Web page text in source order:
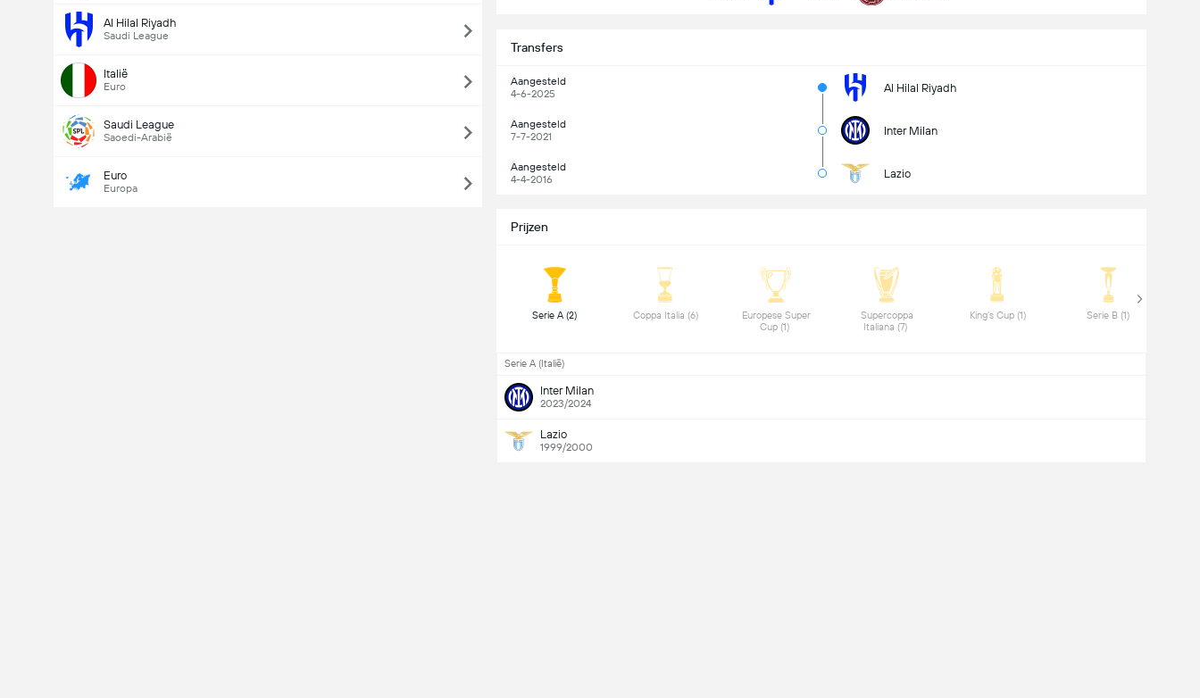
Al Hilal Riyadh
Saudi League
Italië
Euro
Saudi League
Saoedi-Arabië
Euro
Europa
Transfers
Aangesteld
4-6-2025
Al Hilal Riyadh
Aangesteld
7-7-2021
Inter Milan
Aangesteld
4-4-2016
Lazio
Prijzen
Coppa Italia (6)
Europese Super
Supercoppa
King's Cup (1)
Serie A (Italië)
Inter Milan
2023/2024
Lazio
1999/2000